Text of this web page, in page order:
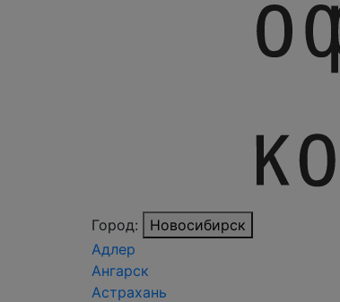
Город:
Новосибирск
Адлер
Ангарск
Астрахань